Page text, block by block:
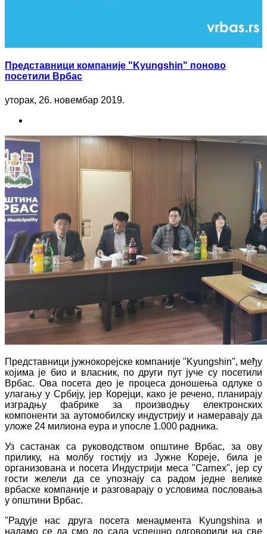
Представници компаније "Kyungshin" поново
посетили Врбас
уторак, 26. новембар 2019.
Представници јужнокорејске компаније "Kyungshin", међу
којима је био и власник, по други пут јуче су посетили
Врбас. Ова посета део је процеса доношења одлуке о
улагању у Србију, јер Корејци, како је речено, планирају
изградњу фабрике за производњу електронских
компоненти за аутомобилску индустрију и намеравају да
уложе 24 милиона еура и упосле 1.000 радника.
Уз састанак са руководством општине Врбас, за ову
прилику, на молбу гостију из Јужне Кореје, била је
организована и посета Индустрији меса "Carnex", јер су
гости желели да се упознају са радом једне велике
врбаске компаније и разговарају о условима пословања
у општини Врбас.
"Радује нас друга посета менаџмента Kyungshinа и
надамо се да смо до сада успешно одговорили на све